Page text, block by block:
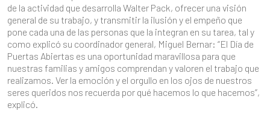
de la actividad que desarrolla Walter Pack, ofrecer una visión
general de su trabajo, y transmitir la ilusión y el empeño que
pone cada una de las personas que la integran en su tarea, tal y
como explicó su coordinador general, Miguel Bernar: “El Día de
Puertas Abiertas es una oportunidad maravillosa para que
nuestras familias y amigos comprendan y valoren el trabajo que
realizamos. Ver la emoción y el orgullo en los ojos de nuestros
seres queridos nos recuerda por qué hacemos lo que hacemos”,
explicó.